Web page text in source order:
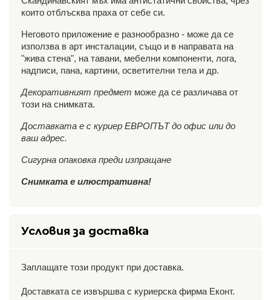
които отблъсква праха от себе си.
Неговото приложение е разнообразно - може да се
използва в арт инсталации, също и в направата на
"жива стена", на тавани, мебелни компоненти, лога,
надписи, пана, картини, осветителни тела и др.
Декоративният предмет може да се различава от
този на снимката.
Доставката е с куриер ЕВРОПЪТ до офис или до
ваш адрес.
Сигурна опаковка преди изпращане
Снимката е илюстративна!
Условия за доставка
Заплащате този продукт при доставка.
Доставката се извършва с куриерска фирма Еконт.